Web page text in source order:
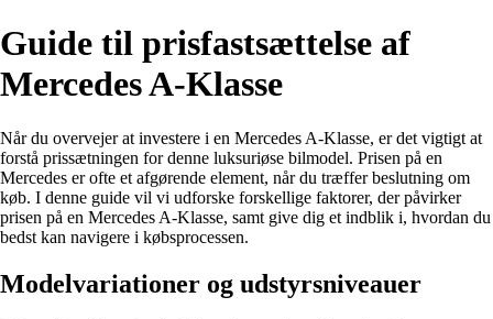
Guide til prisfastsættelse af
Mercedes A-Klasse
Når du overvejer at investere i en Mercedes A-Klasse, er det vigtigt at
forstå prissætningen for denne luksuriøse bilmodel. Prisen på en
Mercedes er ofte et afgørende element, når du træffer beslutning om
køb. I denne guide vil vi udforske forskellige faktorer, der påvirker
prisen på en Mercedes A-Klasse, samt give dig et indblik i, hvordan du
bedst kan navigere i købsprocessen.
Modelvariationer og udstyrsniveauer